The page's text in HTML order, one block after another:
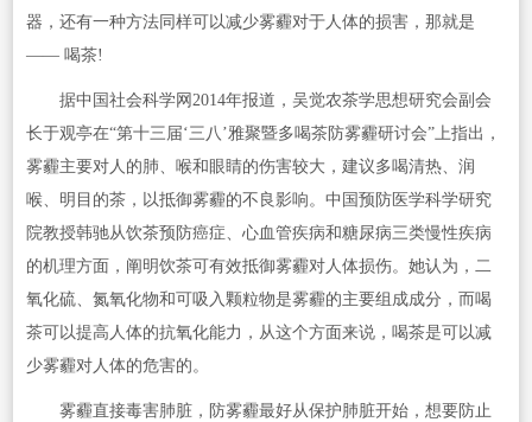
器，还有一种方法同样可以减少雾霾对于人体的损害，那就是
—— 喝茶!
据中国社会科学网2014年报道，吴觉农茶学思想研究会副会
长于观亭在“第十三届‘三八’雅聚暨多喝茶防雾霾研讨会”上指出，
雾霾主要对人的肺、喉和眼睛的伤害较大，建议多喝清热、润
喉、明目的茶，以抵御雾霾的不良影响。中国预防医学科学研究
院教授韩驰从饮茶预防癌症、心血管疾病和糖尿病三类慢性疾病
的机理方面，阐明饮茶可有效抵御雾霾对人体损伤。她认为，二
氧化硫、氮氧化物和可吸入颗粒物是雾霾的主要组成成分，而喝
茶可以提高人体的抗氧化能力，从这个方面来说，喝茶是可以减
少雾霾对人体的危害的。
雾霾直接毒害肺脏，防雾霾最好从保护肺脏开始，想要防止